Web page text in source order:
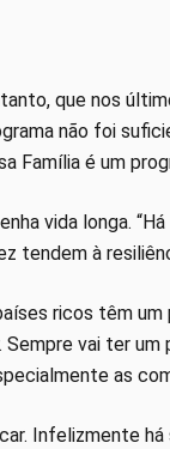
que nos
não foi
Família é um
vida longa.
tendem à
ricos têm
vai ter
as
Infelizmente